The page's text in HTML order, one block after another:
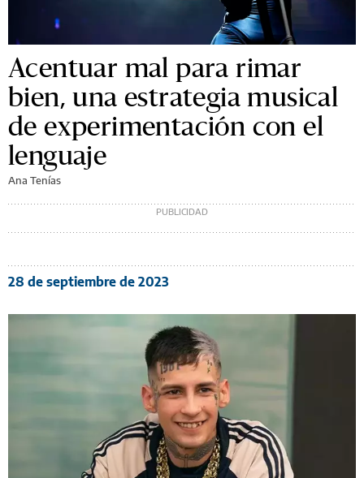
Acentuar mal para rimar
bien, una estrategia musical
de experimentación con el
lenguaje
Ana Tenías
28 de septiembre de 2023